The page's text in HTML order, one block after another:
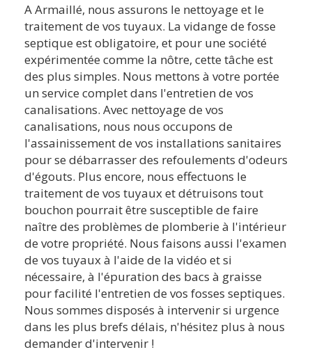
A Armaillé, nous assurons le nettoyage et le
traitement de vos tuyaux. La vidange de fosse
septique est obligatoire, et pour une société
expérimentée comme la nôtre, cette tâche est
des plus simples. Nous mettons à votre portée
un service complet dans l'entretien de vos
canalisations. Avec nettoyage de vos
canalisations, nous nous occupons de
l'assainissement de vos installations sanitaires
pour se débarrasser des refoulements d'odeurs
d'égouts. Plus encore, nous effectuons le
traitement de vos tuyaux et détruisons tout
bouchon pourrait être susceptible de faire
naître des problèmes de plomberie à l'intérieur
de votre propriété. Nous faisons aussi l'examen
de vos tuyaux à l'aide de la vidéo et si
nécessaire, à l'épuration des bacs à graisse
pour facilité l'entretien de vos fosses septiques.
Nous sommes disposés à intervenir si urgence
dans les plus brefs délais, n'hésitez plus à nous
demander d'intervenir !